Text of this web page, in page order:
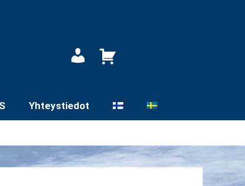
Yhteystiedot